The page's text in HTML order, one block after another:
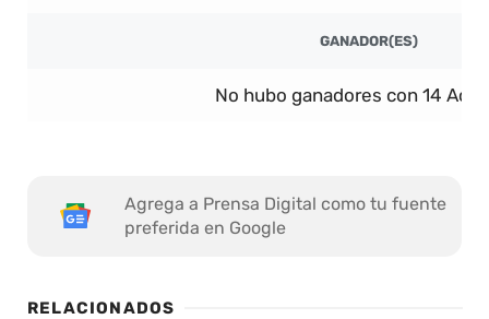
GANADOR(ES)
No hubo ganadores con 14
Agrega a Prensa Digital como tu fuente
preferida en Google
RELACIONADOS